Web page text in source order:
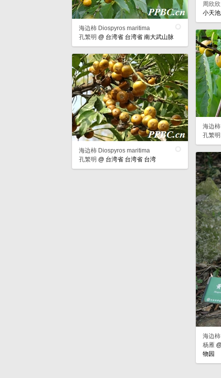
周欣欣
小天
海边柿 Diospyros maritima
孔繁明 @台湾省 台湾省 南大武山脉
海边
孔繁明
海边柿 Diospyros maritima
孔繁明 @台湾省 台湾省 台湾
海边
杨雁
物园